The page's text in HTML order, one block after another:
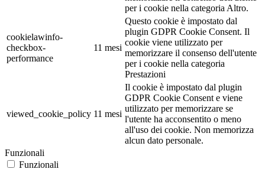
per i cookie nella categoria Altro.
cookielawinfo-
checkbox-
performance
11 mesi
Questo cookie è impostato dal
plugin GDPR Cookie Consent. Il
cookie viene utilizzato per
memorizzare il consenso dell'utente
per i cookie nella categoria
Prestazioni
viewed_cookie_policy 11 mesi
Il cookie è impostato dal plugin
GDPR Cookie Consent e viene
utilizzato per memorizzare se
l'utente ha acconsentito o meno
all'uso dei cookie. Non memorizza
alcun dato personale.
Funzionali
Funzionali